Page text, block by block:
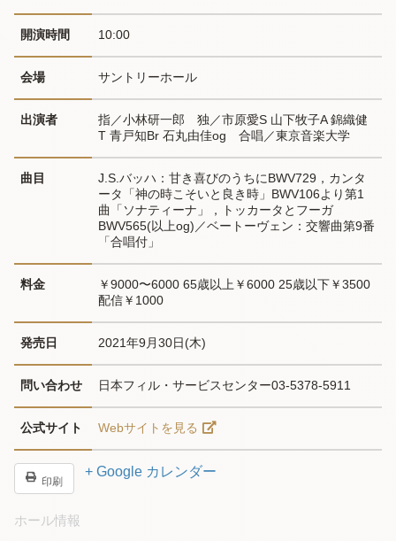
開演時間 10:00
会場 サントリーホール
出演者
指／小林研一郎　独／市原愛S 山下牧子A 錦織健
T 青戸知Br 石丸由佳og　合唱／東京音楽大学
曲目
J.S.バッハ：甘き喜びのうちにBWV729，カンタ
ータ「神の時こそいと良き時」BWV106より第1
曲「ソナティーナ」，トッカータとフーガ
BWV565(以上og)／ベートーヴェン：交響曲第9番
「合唱付」
料金
￥9000〜6000 65歳以上￥6000 25歳以下￥3500
配信￥1000
発売日 2021年9月30日(木)
問い合わせ 日本フィル・サービスセンター03-5378-5911
公式サイト Webサイトを見る
印刷
+ Google カレンダー
ホール情報